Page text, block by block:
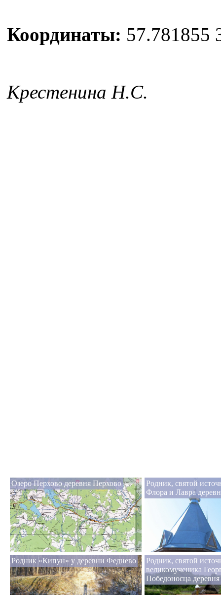
Координаты: 57.781855
Крестенина Н.С.
Озеро Перхово деревня Перхово
Родник, святой
Флора и Лавра
Родник «Кипун» у деревни Феднево
Родник, святой
великомученика
Победоносца